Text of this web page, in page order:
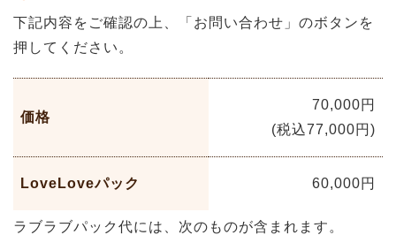
下記内容をご確認の上、「お問い合わせ」のボタンを
押してください。
価格
70,000円
(税込77,000円)
LoveLoveパック 60,000円
ラブラブパック代には、次のものが含まれます。